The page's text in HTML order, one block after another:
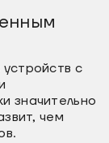
с
значительно
чем